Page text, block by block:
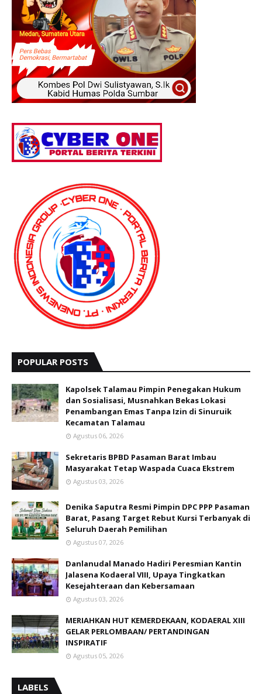
POPULAR POSTS
Kapolsek Talamau Pimpin Penegakan Hukum
dan Sosialisasi, Musnahkan Bekas Lokasi
Penambangan Emas Tanpa Izin di Sinuruik
Kecamatan Talamau
Agustus 06, 2026
Sekretaris BPBD Pasaman Barat Imbau
Masyarakat Tetap Waspada Cuaca Ekstrem
Agustus 03, 2026
Denika Saputra Resmi Pimpin DPC PPP Pasaman
Barat, Pasang Target Rebut Kursi Terbanyak di
Seluruh Daerah Pemilihan
Agustus 07, 2026
Danlanudal Manado Hadiri Peresmian Kantin
Jalasena Kodaeral VIII, Upaya Tingkatkan
Kesejahteraan dan Kebersamaan
Agustus 03, 2026
MERIAHKAN HUT KEMERDEKAAN, KODAERAL XIII
GELAR PERLOMBAAN/ PERTANDINGAN
INSPIRATIF
Agustus 05, 2026
LABELS